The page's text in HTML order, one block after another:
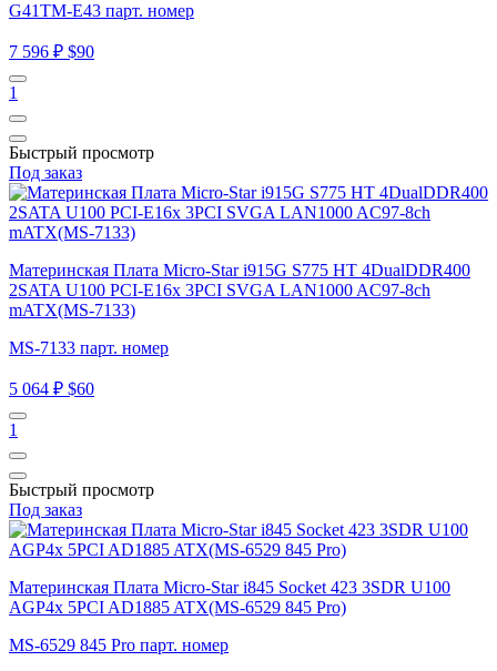
G41TM-E43 парт. номер
7 596 ₽ $90
1
Быстрый просмотр
Под заказ
Материнская Плата Micro-Star i915G S775 HT 4DualDDR400
2SATA U100 PCI-E16x 3PCI SVGA LAN1000 AC97-8ch
mATX(MS-7133)
MS-7133 парт. номер
5 064 ₽ $60
1
Быстрый просмотр
Под заказ
Материнская Плата Micro-Star i845 Socket 423 3SDR U100
AGP4x 5PCI AD1885 ATX(MS-6529 845 Pro)
MS-6529 845 Pro парт. номер